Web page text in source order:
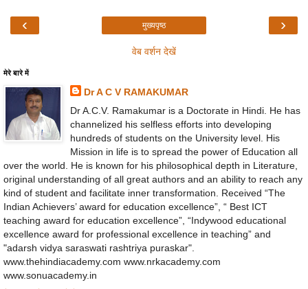
‹ ›
मुख्यपृष्ठ
वेब वर्शन देखें
मेरे बारे में
Dr A C V RAMAKUMAR
Dr A.C.V. Ramakumar is a Doctorate in Hindi. He has
channelized his selfless efforts into developing
hundreds of students on the University level. His
Mission in life is to spread the power of Education all
over the world. He is known for his philosophical depth in Literature,
original understanding of all great authors and an ability to reach any
kind of student and facilitate inner transformation. Received “The
Indian Achievers’ award for education excellence”, “ Best ICT
teaching award for education excellence”, “Indywood educational
excellence award for professional excellence in teaching” and
"adarsh vidya saraswati rashtriya puraskar".
www.thehindiacademy.com www.nrkacademy.com
www.sonuacademy.in